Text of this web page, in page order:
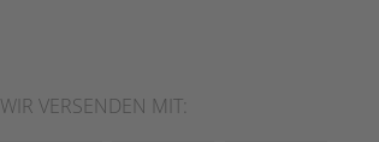
WIR VERSENDEN MIT: